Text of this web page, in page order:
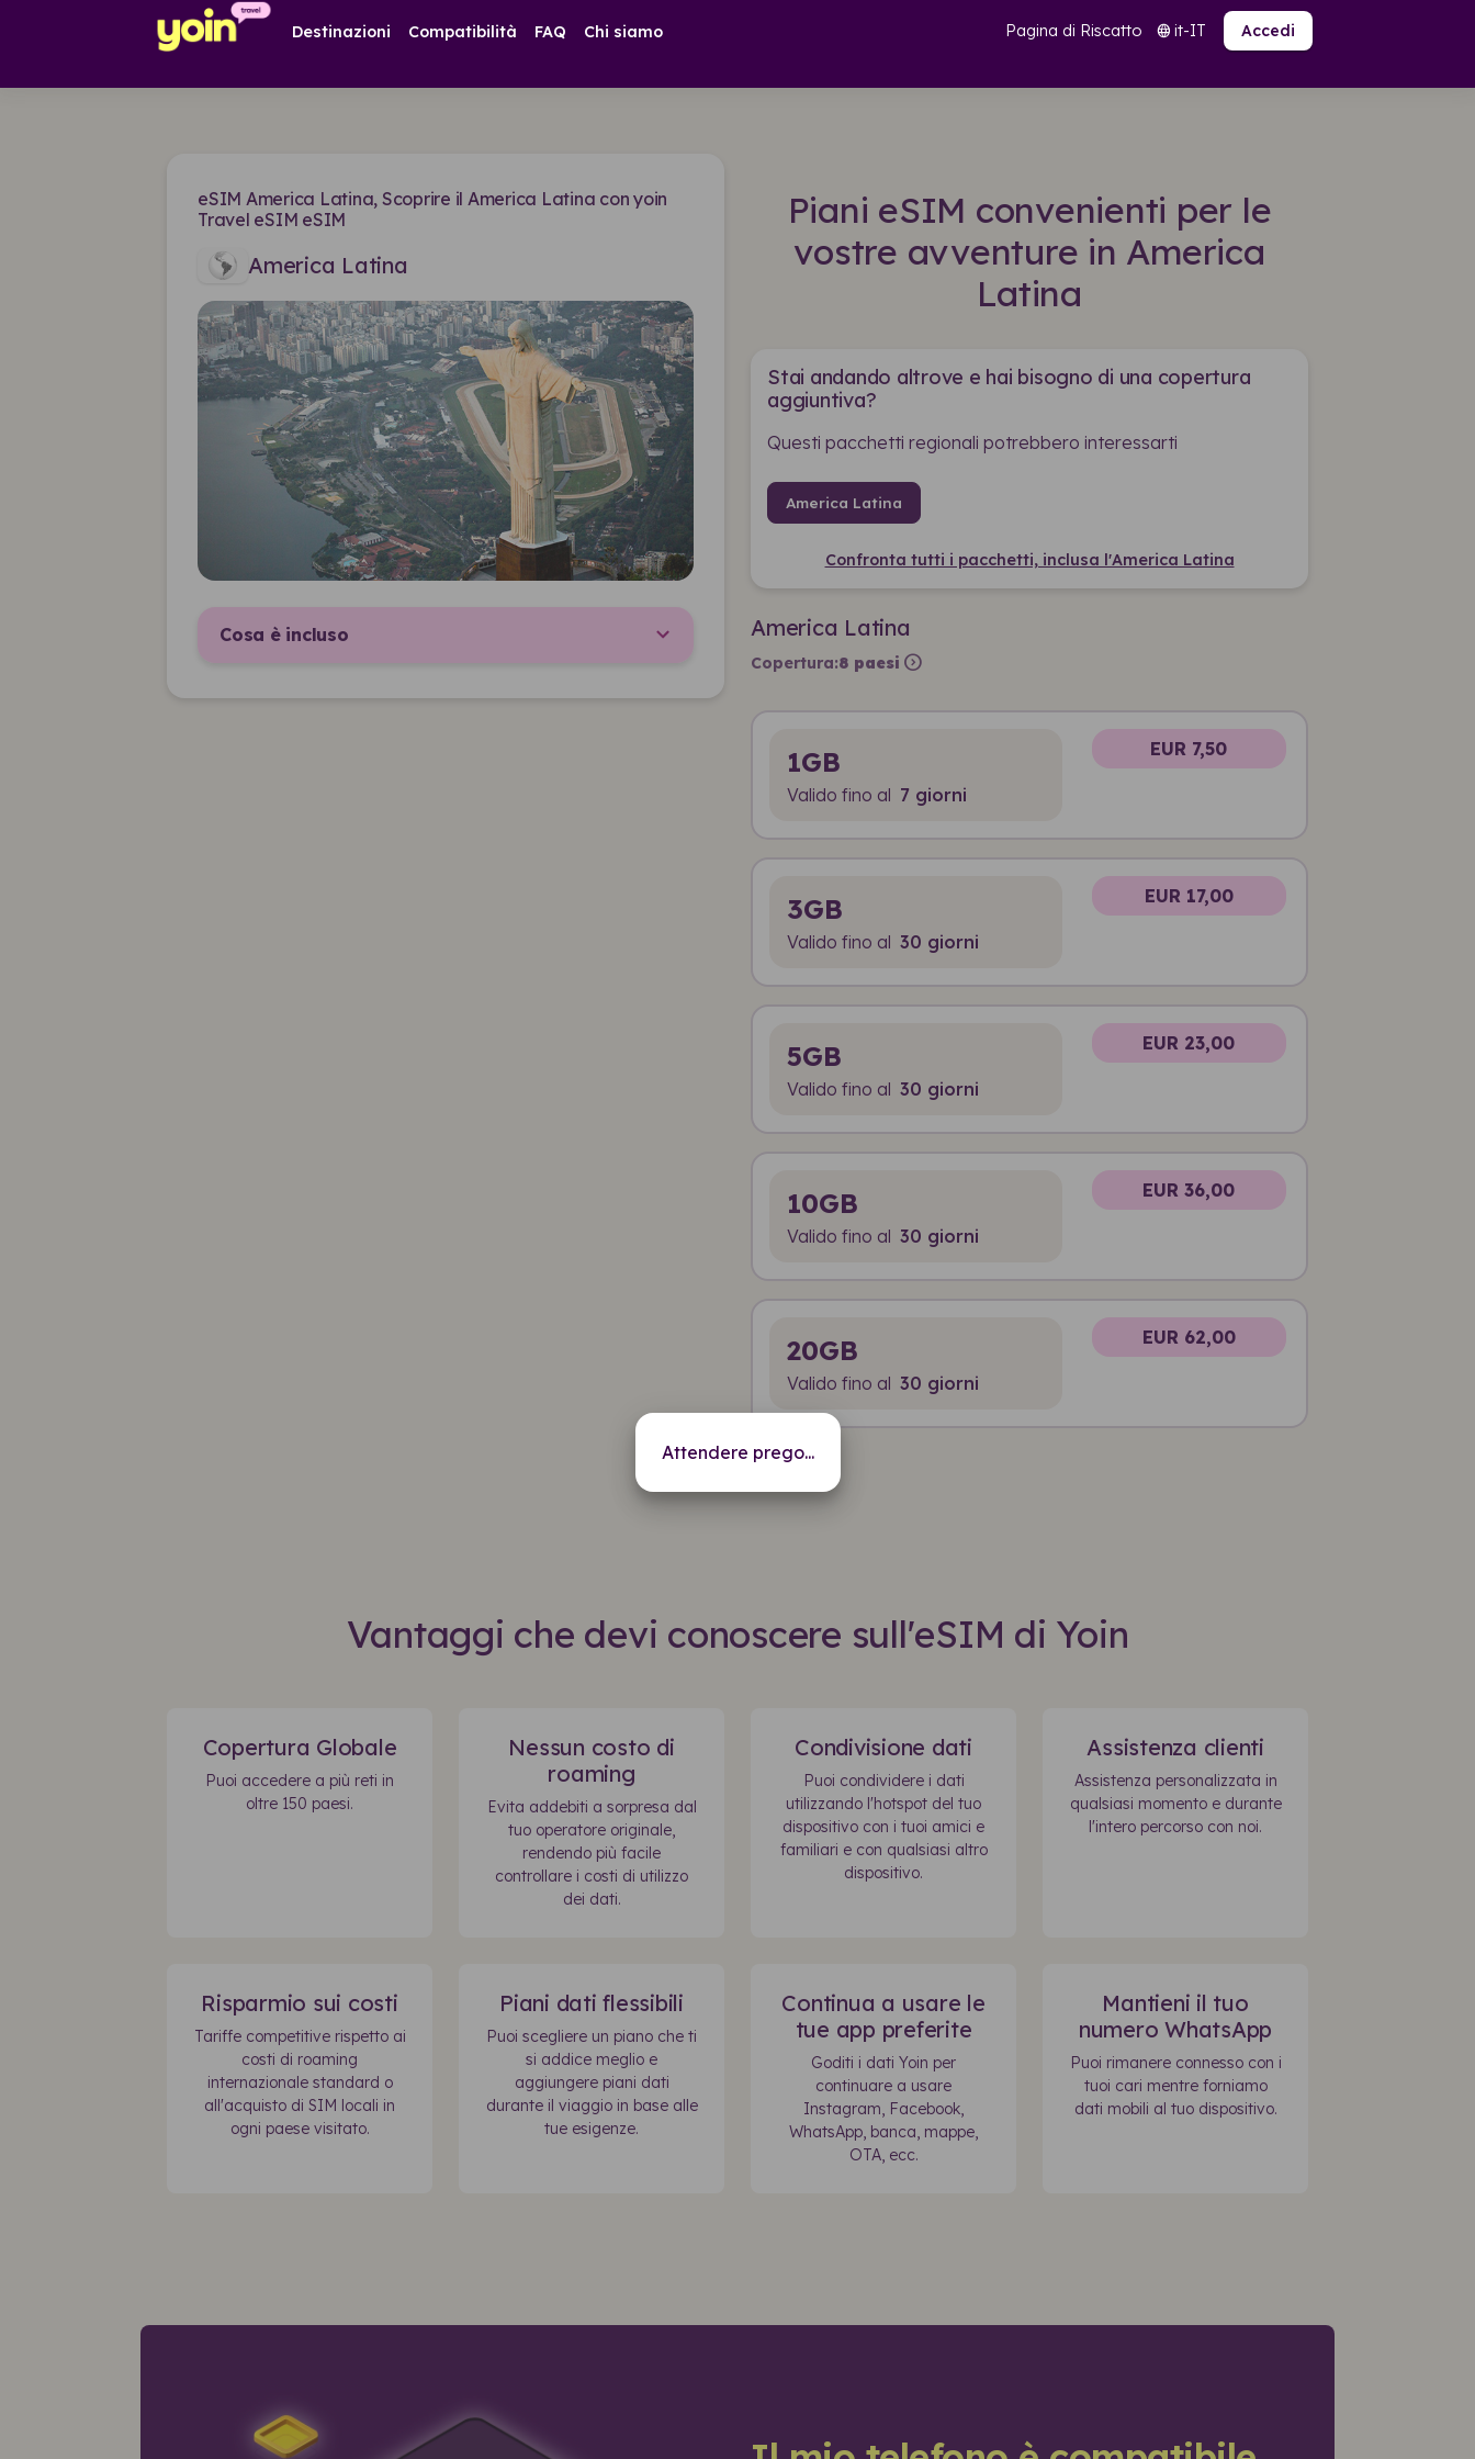
Attendere prego...
Destinazioni Compatibilità FAQ Chi siamo Pagina di Riscatto language it-IT Accedi
eSIM America Latina, Scoprire il America Latina con yoin
Travel eSIM eSIM
America Latina
Cosa è incluso
Piani eSIM convenienti per le
vostre avventure in America
Latina
Stai andando altrove e hai bisogno di una copertura
aggiuntiva?
Questi pacchetti regionali potrebbero interessarti
America Latina
Confronta tutti i pacchetti, inclusa l'America Latina
America Latina
Copertura:8 paesi expand_circle_right
1GB
Valido fino al 7 giorni
EUR 7,50
3GB
Valido fino al 30 giorni
EUR 17,00
5GB
Valido fino al 30 giorni
EUR 23,00
10GB
Valido fino al 30 giorni
EUR 36,00
20GB
Valido fino al 30 giorni
EUR 62,00
Vantaggi che devi conoscere sull'eSIM di Yoin
Copertura Globale
Puoi accedere a più reti in
oltre 150 paesi.
Nessun costo di
roaming
Evita addebiti a sorpresa dal
tuo operatore originale,
rendendo più facile
controllare i costi di utilizzo
dei dati.
Condivisione dati
Puoi condividere i dati
utilizzando l'hotspot del tuo
dispositivo con i tuoi amici e
familiari e con qualsiasi altro
dispositivo.
Assistenza clienti
Assistenza personalizzata in
qualsiasi momento e durante
l'intero percorso con noi.
Risparmio sui costi
Tariffe competitive rispetto ai
costi di roaming
internazionale standard o
all'acquisto di SIM locali in
ogni paese visitato.
Piani dati flessibili
Puoi scegliere un piano che ti
si addice meglio e
aggiungere piani dati
durante il viaggio in base alle
tue esigenze.
Continua a usare le
tue app preferite
Goditi i dati Yoin per
continuare a usare
Instagram, Facebook,
WhatsApp, banca, mappe,
OTA, ecc.
Mantieni il tuo
numero WhatsApp
Puoi rimanere connesso con i
tuoi cari mentre forniamo
dati mobili al tuo dispositivo.